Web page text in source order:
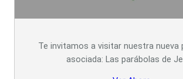
Te invitamos a visitar nuestra nueva
asociada: Las parábolas de